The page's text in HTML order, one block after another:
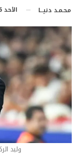
محـمـد دنيـــا الأحد 16 أكتوبر 2022 - 20:03
وليد